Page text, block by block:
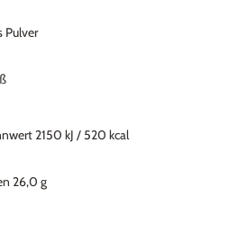
Pulver
2150 kJ / 520 kcal
26,0 g